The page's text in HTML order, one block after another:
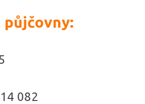
půjčovny:
082